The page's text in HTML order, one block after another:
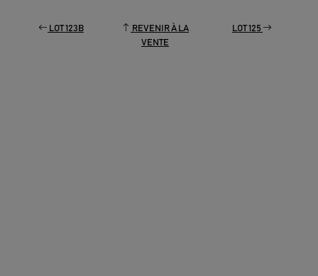
LOT 123B
REVENIR À LA
VENTE
LOT 125